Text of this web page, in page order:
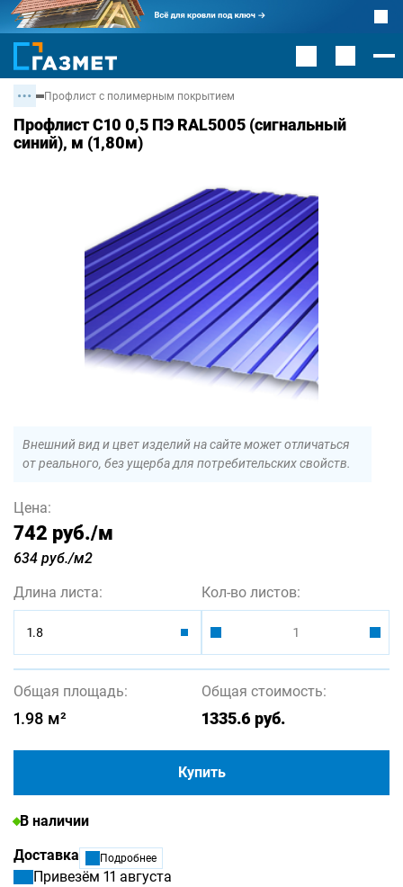
Профлист с полимерным покрытием
Профлист С10 0,5 ПЭ RAL5005 (сигнальный
синий), м (1,80м)
Внешний вид и цвет изделий на сайте может отличаться
от реального, без ущерба для потребительских свойств.
Цена:
742 руб./м
634 руб./м2
Длина листа:
1.8
Кол-во листов:
Общая площадь:
1.98 м²
Общая стоимость:
1335.6 руб.
Купить
В наличии
Доставка
Подробнее
Привезём 11 августа